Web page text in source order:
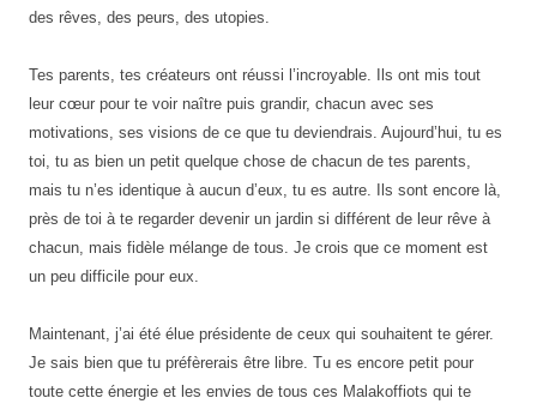
des rêves, des peurs, des utopies.
Tes parents, tes créateurs ont réussi l’incroyable. Ils ont mis tout
leur cœur pour te voir naître puis grandir, chacun avec ses
motivations, ses visions de ce que tu deviendrais. Aujourd’hui, tu es
toi, tu as bien un petit quelque chose de chacun de tes parents,
mais tu n’es identique à aucun d’eux, tu es autre. Ils sont encore là,
près de toi à te regarder devenir un jardin si différent de leur rêve à
chacun, mais fidèle mélange de tous. Je crois que ce moment est
un peu difficile pour eux.
Maintenant, j’ai été élue présidente de ceux qui souhaitent te gérer.
Je sais bien que tu préfèrerais être libre. Tu es encore petit pour
toute cette énergie et les envies de tous ces Malakoffiots qui te